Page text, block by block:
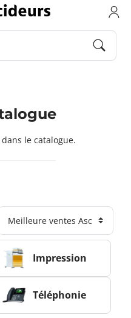
Impression
Téléphonie
dans le catalogue.